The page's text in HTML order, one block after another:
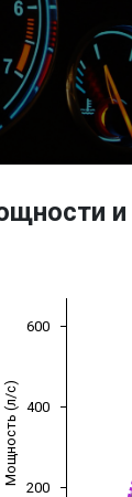
Мощность (л/с)
200
400
600